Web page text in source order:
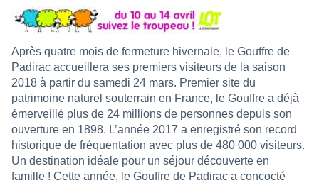
Après quatre mois de fermeture hivernale, le Gouffre de
Padirac accueillera ses premiers visiteurs de la saison
2018 à partir du samedi 24 mars. Premier site du
patrimoine naturel souterrain en France, le Gouffre a déjà
émerveillé plus de 24 millions de personnes depuis son
ouverture en 1898. L’année 2017 a enregistré son record
historique de fréquentation avec plus de 480 000 visiteurs.
Un destination idéale pour un séjour découverte en
famille ! Cette année, le Gouffre de Padirac a concocté